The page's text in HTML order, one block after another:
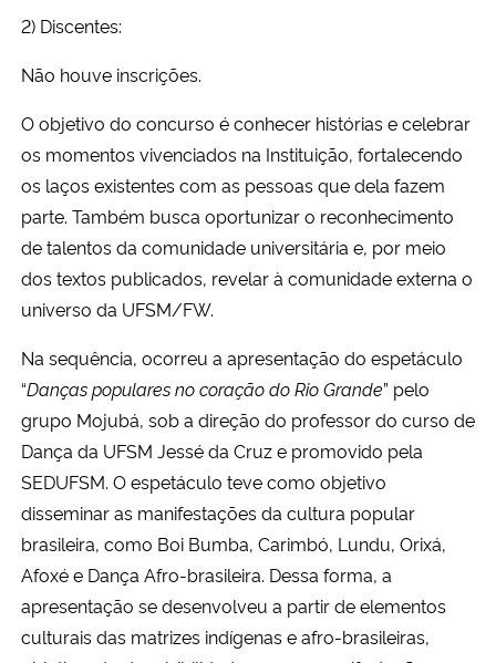
2) Discentes:
Não houve inscrições.
O objetivo do concurso é conhecer histórias e celebrar
os momentos vivenciados na Instituição, fortalecendo
os laços existentes com as pessoas que dela fazem
parte. Também busca oportunizar o reconhecimento
de talentos da comunidade universitária e, por meio
dos textos publicados, revelar à comunidade externa o
universo da UFSM/FW.
Na sequência, ocorreu a apresentação do espetáculo
“Danças populares no coração do Rio Grande” pelo
grupo Mojubá, sob a direção do professor do curso de
Dança da UFSM Jessé da Cruz e promovido pela
SEDUFSM. O espetáculo teve como objetivo
disseminar as manifestações da cultura popular
brasileira, como Boi Bumba, Carimbó, Lundu, Orixá,
Afoxé e Dança Afro-brasileira. Dessa forma, a
apresentação se desenvolveu a partir de elementos
culturais das matrizes indígenas e afro-brasileiras,